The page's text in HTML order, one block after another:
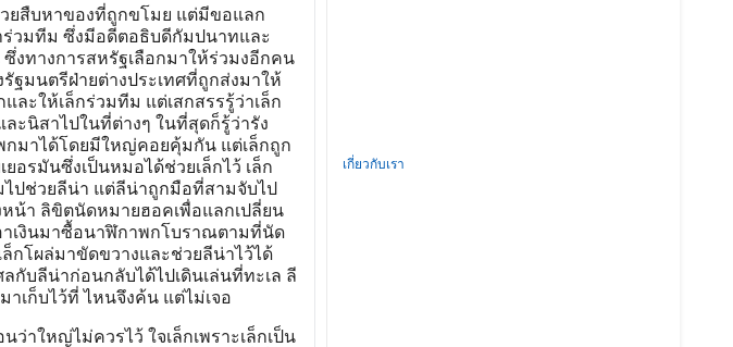
ยสืบหาของที่ถูกขโมย แต่มีขอแลก
ร่วมทีม ซึ่งมีอดีตอธิบดีกัมปนาทและ
งทางการสหรัฐเลือกมาให้ร่วมงอีกคน
ฐมนตรีฝ่ายต่างประเทศที่ถูกส่งมาให้
ละให้เล็กร่วมทีม แต่เสกสรรรู้ว่าเล็ก
ะนิสาไปในที่ต่างๆ ในที่สุดก็รู้ว่ารัง
กมาได้โดยมีใหญ่คอยคุ้มกัน แต่เล็กถูก
รมันซึ่งเป็นหมอได้ช่วยเล็กไว้ เล็ก
ปช่วยลีน่า แต่ลีน่าถูกมือที่สามจับไป
น้า ลิขิตนัดหมายฮอคเพื่อแลกเปลี่ยน
เงินมาซื้อนาฬิกาพกโบราณตามที่นัด
กโผล่มาขัดขวางและช่วยลีน่าไว้ได้
กับลีน่าก่อนกลับได้ไปเดินเล่นที่ทะเล ลี
เก็บไว้ที่ ไหนจึงค้น แต่ไม่เจอ
าใหญ่ไม่ควรไว้ ใจเล็กเพราะเล็กเป็น
เกี่ยวกับเรา